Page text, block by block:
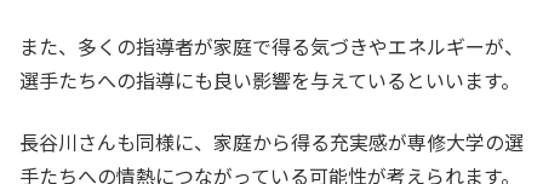
また、多くの指導者が家庭で得る気づきやエネルギーが、
選手たちへの指導にも良い影響を与えているといいます。
長谷川さんも同様に、家庭から得る充実感が専修大学の選
手たちへの情熱につながっている可能性が考えられます。